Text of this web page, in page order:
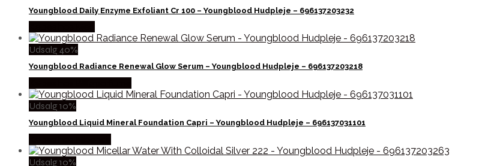
Youngblood Daily Enzyme Exfoliant Cr 100 – Youngblood Hudpleje – 696137203232
Udsalg 40%
Youngblood Radiance Renewal Glow Serum – Youngblood Hudpleje – 696137203218
Udsalg 10%
Youngblood Liquid Mineral Foundation Capri – Youngblood Hudpleje – 696137031101
Udsalg 10%